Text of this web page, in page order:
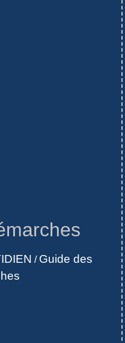
/ Guide des